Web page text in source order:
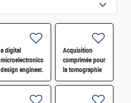
a digital
microelectronics
design engineer.
Acquisition
comprimée pour
la tomographie
par ondes
appliquée au